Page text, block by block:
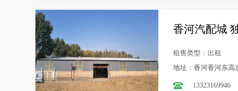
香河汽配城
租售类型：出租
地址：香河香河东高
13323169946